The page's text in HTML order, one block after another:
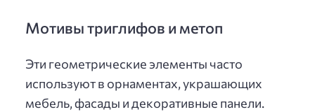
Мотивы триглифов и метоп
Эти геометрические элементы часто
используют в орнаментах, украшающих
мебель, фасады и декоративные панели.